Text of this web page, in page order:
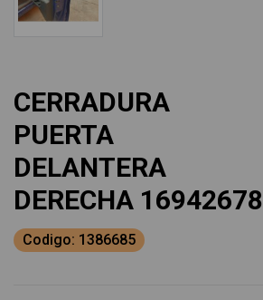
CERRADURA
PUERTA
DELANTERA
DERECHA 16942678
Codigo: 1386685